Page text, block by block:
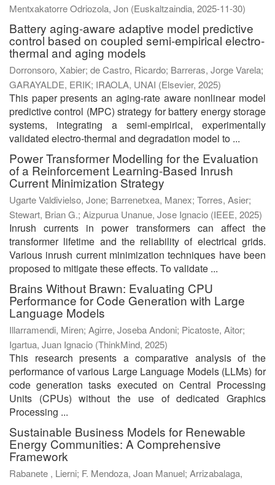
Mentxakatorre Odriozola, Jon (Euskaltzaindia, 2025-11-30)
Battery aging-aware adaptive model predictive
control based on coupled semi-empirical electro-
thermal and aging models
Dorronsoro, Xabier; de Castro, Ricardo; Barreras, Jorge Varela;
GARAYALDE, ERIK; IRAOLA, UNAI (Elsevier, 2025)
This paper presents an aging-rate aware nonlinear model
predictive control (MPC) strategy for battery energy storage
systems, integrating a semi-empirical, experimentally
validated electro-thermal and degradation model to ...
Power Transformer Modelling for the Evaluation
of a Reinforcement Learning-Based Inrush
Current Minimization Strategy
Ugarte Valdivielso, Jone; Barrenetxea, Manex; Torres, Asier;
Stewart, Brian G.; Aizpurua Unanue, Jose Ignacio (IEEE, 2025)
Inrush currents in power transformers can affect the
transformer lifetime and the reliability of electrical grids.
Various inrush current minimization techniques have been
proposed to mitigate these effects. To validate ...
Brains Without Brawn: Evaluating CPU
Performance for Code Generation with Large
Language Models
Illarramendi, Miren; Agirre, Joseba Andoni; Picatoste, Aitor;
Igartua, Juan Ignacio (ThinkMind, 2025)
This research presents a comparative analysis of the
performance of various Large Language Models (LLMs) for
code generation tasks executed on Central Processing
Units (CPUs) without the use of dedicated Graphics
Processing ...
Sustainable Business Models for Renewable
Energy Communities: A Comprehensive
Framework
Rabanete , Lierni; F. Mendoza, Joan Manuel; Arrizabalaga,